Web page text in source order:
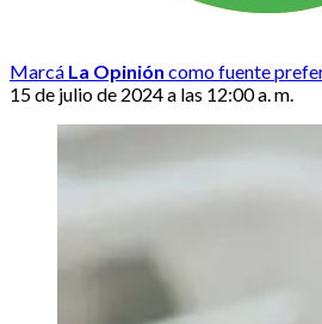
Marcá La Opinión como fuente
15 de julio de 2024 a las 12:00 a. m.